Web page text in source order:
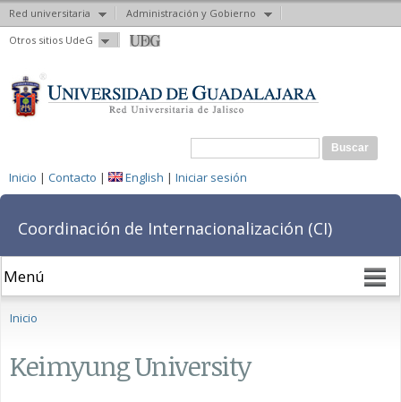
Red universitaria
Administración y Gobierno
Otros sitios UdeG
Pasar al
contenido
Formulario de búsqueda
Buscar
Inicio | Contacto | English | Iniciar sesión
Coordinación de Internacionalización (CI)
Se encuentra usted aquí
Inicio
Keimyung University